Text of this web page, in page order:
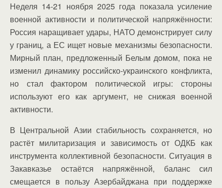
Неделя 14-21 ноября 2025 года показала усиление
военной активности и политической напряжённости:
Россия наращивает удары, НАТО демонстрирует силу
у границ, а ЕС ищет новые механизмы безопасности.
Мирный план, предложенный Белым домом, пока не
изменил динамику российско-украинского конфликта,
но стал фактором политической игры: стороны
используют его как аргумент, не снижая военной
активности.
В Центральной Азии стабильность сохраняется, но
растёт милитаризация и зависимость от ОДКБ как
инструмента коллективной безопасности. Ситуация в
Закавказье остаётся напряжённой, баланс сил
смещается в пользу Азербайджана при поддержке